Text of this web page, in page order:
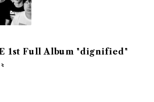
1st Full Album "dignified"